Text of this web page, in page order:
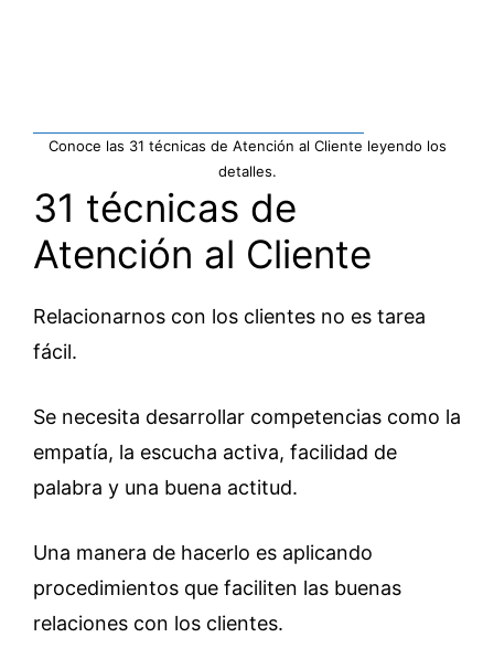
Conoce las 31 técnicas de Atención al Cliente leyendo los
detalles.
31 técnicas de
Atención al Cliente
Relacionarnos con los clientes no es tarea
fácil.
Se necesita desarrollar competencias como la
empatía, la escucha activa, facilidad de
palabra y una buena actitud.
Una manera de hacerlo es aplicando
procedimientos que faciliten las buenas
relaciones con los clientes.